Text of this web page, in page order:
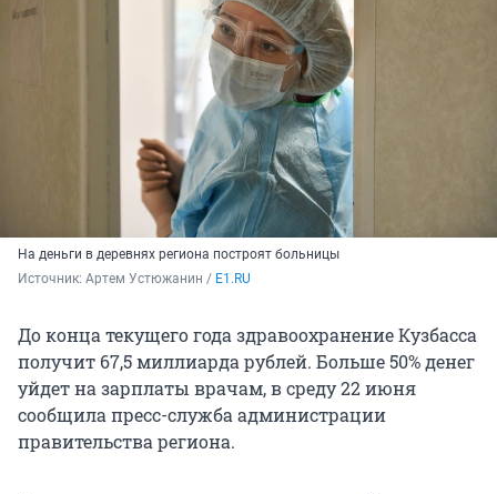
На деньги в деревнях региона построят больницы
Источник: Артем Устюжанин / E1.RU
До конца текущего года здравоохранение Кузбасса
получит 67,5 миллиарда рублей. Больше 50% денег
уйдет на зарплаты врачам, в среду 22 июня
сообщила пресс-служба администрации
правительства региона.